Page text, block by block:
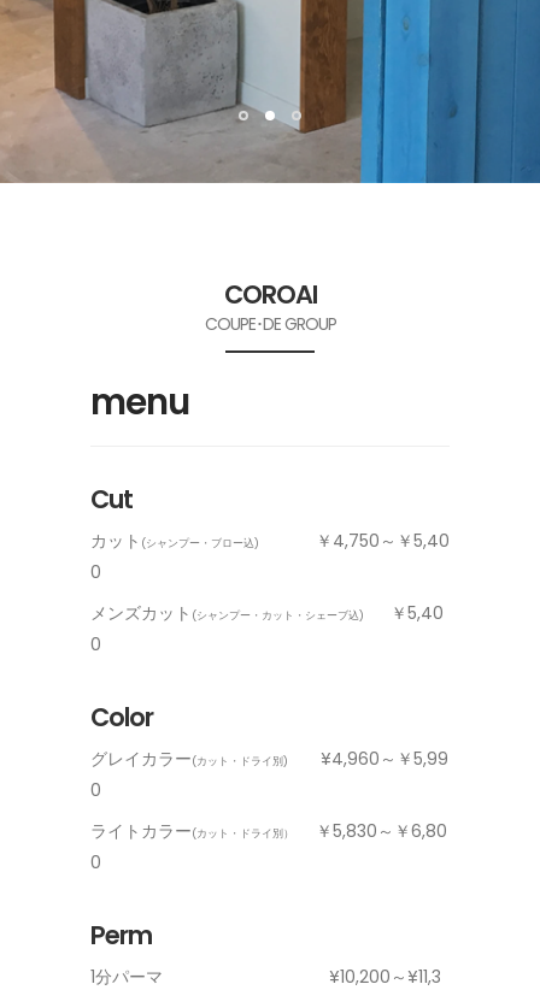
COROAI
COUPE･DE GROUP
menu
Cut
カット (シャンプー・ブロー込)
￥4,750～￥5,40
0
メンズカット (シャンプー・カット・シェーブ込)
￥5,40
0
Color
グレイカラー(カット・ドライ別) ¥4,960～￥5,99
0
ライトカラー(カット・ドライ別）
￥5,830～￥6,80
0
Perm
1分パーマ ¥10,200～¥11,3